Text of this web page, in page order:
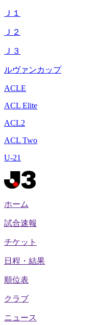
Ｊ１
Ｊ２
Ｊ３
ルヴァンカップ
ACLE
ACL Elite
ACL2
ACL Two
U-21
ホーム
試合速報
チケット
日程・結果
順位表
クラブ
ニュース